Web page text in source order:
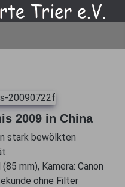
2009 in China
stark bewölkten
mm), Kamera: Canon
ohne Filter